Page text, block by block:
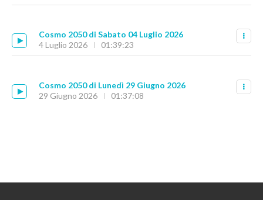
Cosmo 2050 di Sabato 04 Luglio 2026
4 Luglio 2026
01:39:23
Cosmo 2050 di Lunedì 29 Giugno 2026
29 Giugno 2026
01:37:08